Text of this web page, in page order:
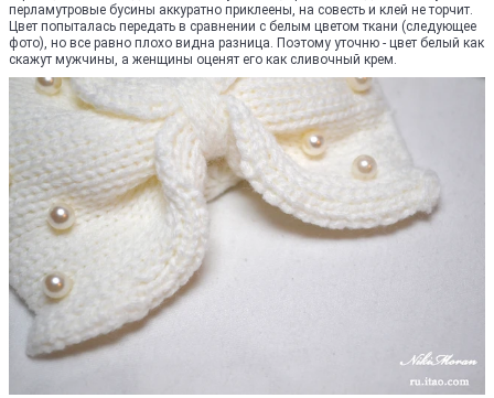
перламутровые бусины аккуратно приклеены, на совесть и клей не торчит.
Цвет попыталась передать в сравнении с белым цветом ткани (следующее
фото), но все равно плохо видна разница. Поэтому уточню - цвет белый как
скажут мужчины, а женщины оценят его как сливочный крем.